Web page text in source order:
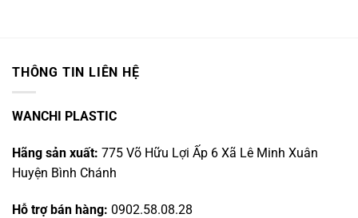
THÔNG TIN LIÊN HỆ
WANCHI PLASTIC
Hãng sản xuất: 775 Võ Hữu Lợi Ấp 6 Xã Lê Minh Xuân
Huyện Bình Chánh
Hỗ trợ bán hàng: 0902.58.08.28